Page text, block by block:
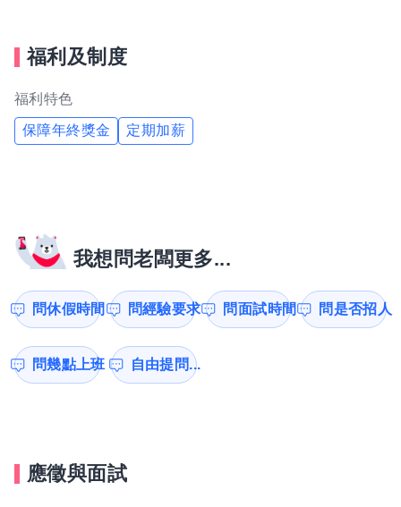
福利及制度
福利特色
保障年終獎金 定期加薪
我想問老闆更多...
問休假時間 問經驗要求 問面試時間 問是否招人
問幾點上班 自由提問...
應徵與面試